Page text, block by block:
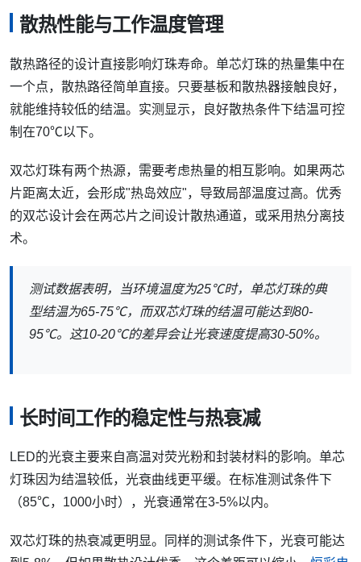
散热性能与工作温度管理
散热路径的设计直接影响灯珠寿命。单芯灯珠的热量集中在
一个点，散热路径简单直接。只要基板和散热器接触良好，
就能维持较低的结温。实测显示，良好散热条件下结温可控
制在70℃以下。
双芯灯珠有两个热源，需要考虑热量的相互影响。如果两芯
片距离太近，会形成"热岛效应"，导致局部温度过高。优秀
的双芯设计会在两芯片之间设计散热通道，或采用热分离技
术。
测试数据表明，当环境温度为25℃时，单芯灯珠的典
型结温为65-75℃，而双芯灯珠的结温可能达到80-
95℃。这10-20℃的差异会让光衰速度提高30-50%。
长时间工作的稳定性与热衰减
LED的光衰主要来自高温对荧光粉和封装材料的影响。单芯
灯珠因为结温较低，光衰曲线更平缓。在标准测试条件下
（85℃，1000小时），光衰通常在3-5%以内。
双芯灯珠的热衰减更明显。同样的测试条件下，光衰可能达